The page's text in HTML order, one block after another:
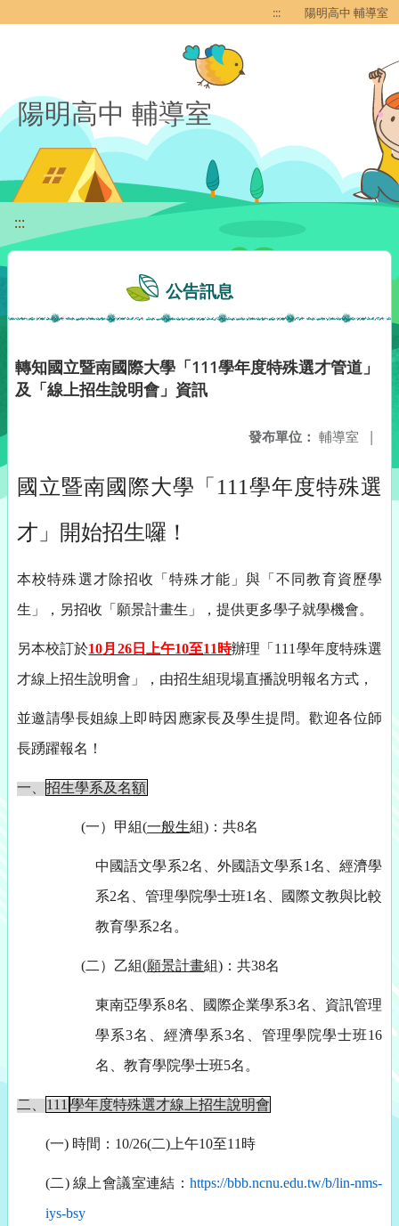
::: 陽明高中 輔導室
陽明高中 輔導室
:::
公告訊息
轉知國立暨南國際大學「111學年度特殊選才管道」
及「線上招生說明會」資訊
發布單位： 輔導室 |
國立暨南國際大學「111學年度特殊選
才」開始招生囉！
本校特殊選才除招收「特殊才能」與「不同教育資歷學
生」， 另招收「願景計畫生」，提供更多學子就學機會。
另本校訂於10月26日上午10至11時辦理 「111學年度特殊選
才線上招生說明會」，由招生組現場直播說明報名方式，
並邀請學長姐線上 即時因應家長及學生提問。歡迎各位師
長踴躍報名 ！
一、 招生學系及名額
(一）甲組(一般生組)：共8名
中國語文學系2名、外國語文學系1名、經濟學
系2名、管理學院學士班1名、國際文教與比較
教育學系2名。
(二）乙組(願景計畫組)：共38名
東南亞學系8名、國際企業學系3名、資訊管理
學系3名、經濟學系3名、管理學院學士班16
名、教育學院學士班5名。
二、 111 學年度特殊選才線上招生說明會
(一) 時間：10/26(二)上午10至11時
(二)線上會議室連結：https://bbb.ncnu.edu.tw/b/lin-nms-
iys-bsy